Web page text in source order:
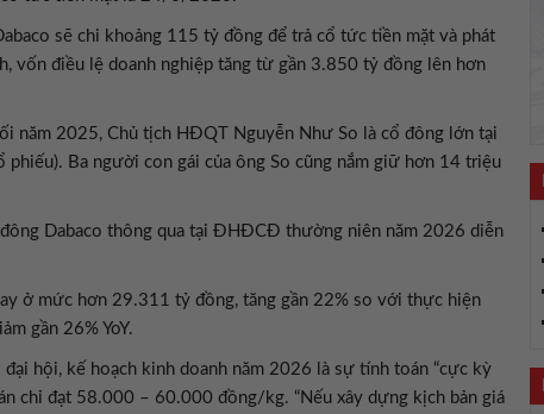
sẽ chi khoảng 115 tỷ đồng để trả cổ tức tiền mặt và phát
vốn điều lệ doanh nghiệp tăng từ gần 3.850 tỷ đồng lên hơn
năm 2025, Chủ tịch HĐQT Nguyễn Như So là cổ đông lớn tại
Ba người con gái của ông So cũng nắm giữ hơn 14 triệu
Dabaco thông qua tại ĐHĐCĐ thường niên năm 2026 diễn
ở mức hơn 29.311 tỷ đồng, tăng gần 22% so với thực hiện
gần 26% YoY.
hội, kế hoạch kinh doanh năm 2026 là sự tính toán “cực kỳ
chỉ đạt 58.000 – 60.000 đồng/kg. “Nếu xây dựng kịch bản giá